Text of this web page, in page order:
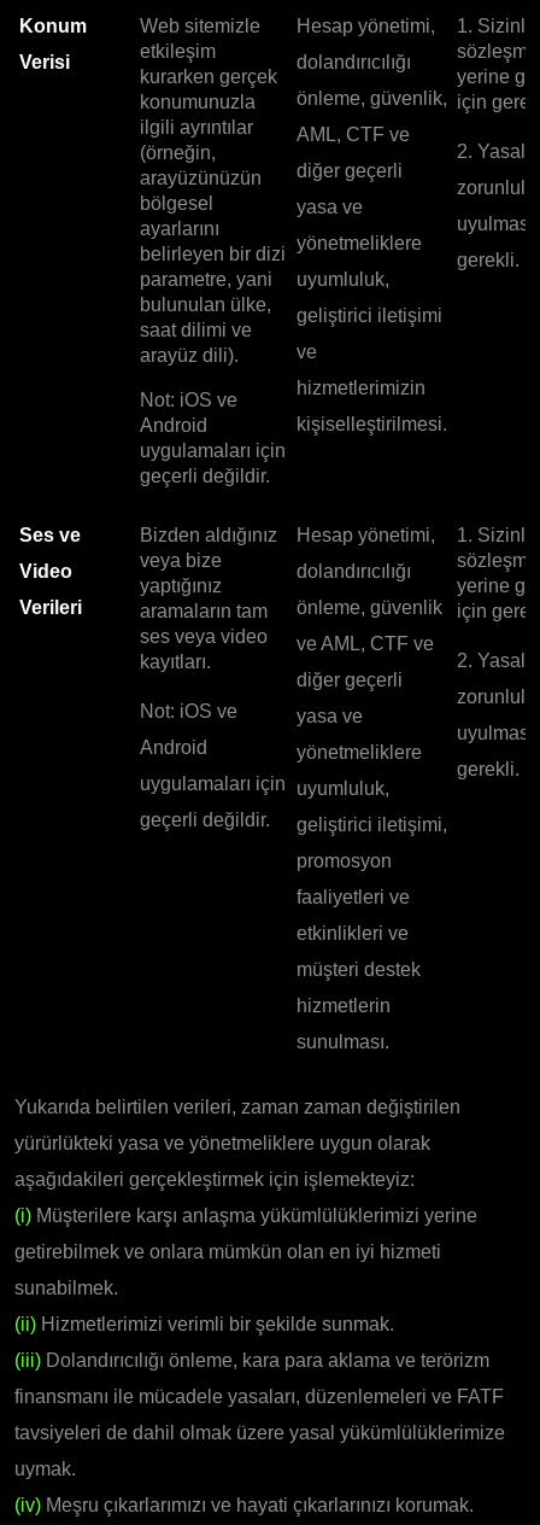
Konum
Verisi
Web sitemizle
etkileşim
kurarken gerçek
konumunuzla
ilgili ayrıntılar
(örneğin,
arayüzünüzün
bölgesel
ayarlarını
belirleyen bir dizi
parametre, yani
bulunulan ülke,
saat dilimi ve
arayüz dili).
Not: iOS ve
Android
uygulamaları için
geçerli değildir.
Hesap yönetimi,
dolandırıcılığı
önleme, güvenlik,
AML, CTF ve
diğer geçerli
yasa ve
yönetmeliklere
uyumluluk,
geliştirici iletişimi
ve
hizmetlerimizin
kişiselleştirilmesi.
1.
yerine
için
2. Yasal
gerekli.
Ses ve
Video
Verileri
Bizden aldığınız
veya bize
yaptığınız
aramaların tam
ses veya video
kayıtları.
Not: iOS ve
Android
uygulamaları için
geçerli değildir.
Hesap yönetimi,
dolandırıcılığı
önleme, güvenlik
ve AML, CTF ve
diğer geçerli
yasa ve
yönetmeliklere
uyumluluk,
geliştirici iletişimi,
promosyon
faaliyetleri ve
etkinlikleri ve
müşteri destek
hizmetlerin
sunulması.
1.
yerine
için
2. Yasal
gerekli.
Yukarıda belirtilen verileri, zaman zaman değiştirilen
yürürlükteki yasa ve yönetmeliklere uygun olarak
aşağıdakileri gerçekleştirmek için işlemekteyiz:
(i) Müşterilere karşı anlaşma yükümlülüklerimizi yerine
getirebilmek ve onlara mümkün olan en iyi hizmeti
sunabilmek.
(ii) Hizmetlerimizi verimli bir şekilde sunmak.
(iii) Dolandırıcılığı önleme, kara para aklama ve terörizm
finansmanı ile mücadele yasaları, düzenlemeleri ve FATF
tavsiyeleri de dahil olmak üzere yasal yükümlülüklerimize
uymak.
(iv) Meşru çıkarlarımızı ve hayati çıkarlarınızı korumak.